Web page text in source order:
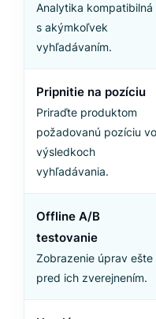
Analytika kompatibilná
s akýmkoľvek
vyhľadávaním.
Pripnitie na pozíciu
Priraďte produktom
požadovanú pozíciu vo
výsledkoch
vyhľadávania.
Offline A/B
testovanie
Zobrazenie úprav ešte
pred ich zverejnením.